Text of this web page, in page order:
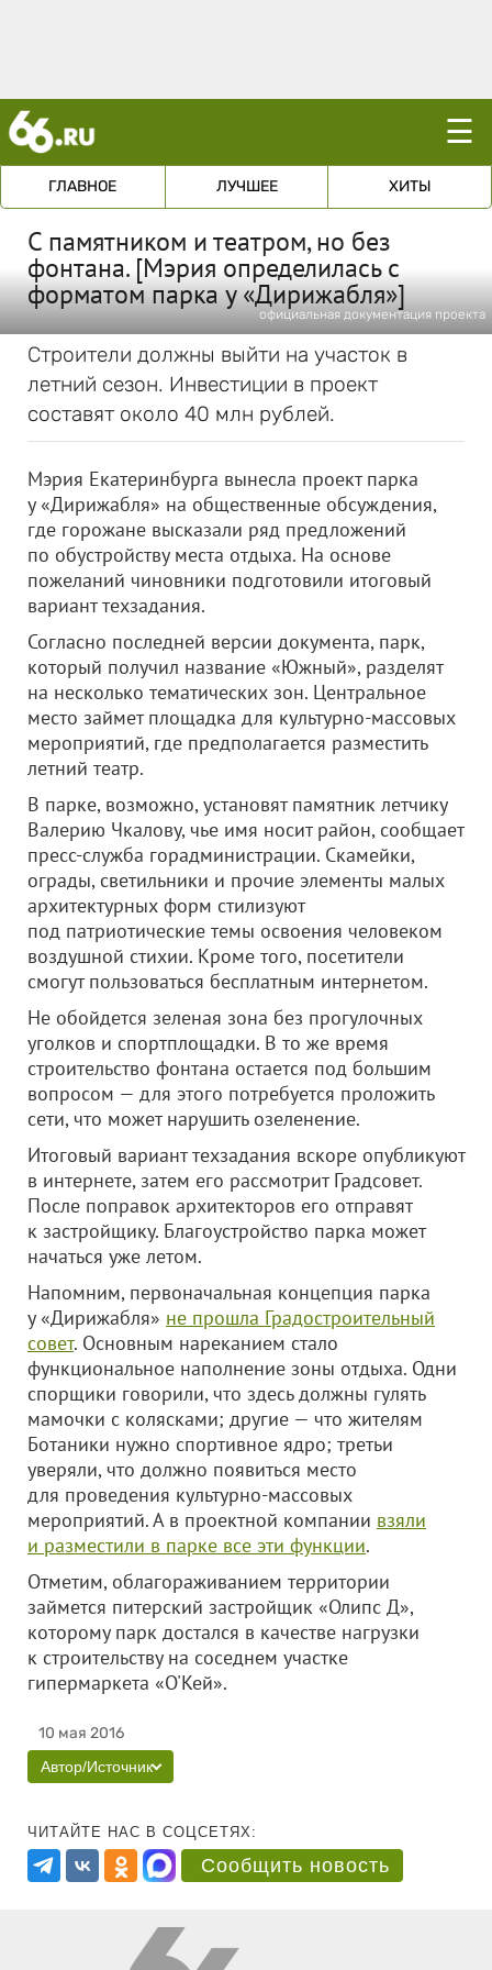
☰
ГЛАВНОЕ ЛУЧШЕЕ ХИТЫ
С памятником и театром, но без
фонтана. [Мэрия определилась с
форматом парка у «Дирижабля»]
официальная документация проекта
Строители должны выйти на участок в
летний сезон. Инвестиции в проект
составят около 40 млн рублей.
Мэрия Екатеринбурга вынесла проект парка
у «Дирижабля» на общественные обсуждения,
где горожане высказали ряд предложений
по обустройству места отдыха. На основе
пожеланий чиновники подготовили итоговый
вариант техзадания.
Согласно последней версии документа, парк,
который получил название «Южный», разделят
на несколько тематических зон. Центральное
место займет площадка для культурно-массовых
мероприятий, где предполагается разместить
летний театр.
В парке, возможно, установят памятник летчику
Валерию Чкалову, чье имя носит район, сообщает
пресс-служба горадминистрации. Скамейки,
ограды, светильники и прочие элементы малых
архитектурных форм стилизуют
под патриотические темы освоения человеком
воздушной стихии. Кроме того, посетители
смогут пользоваться бесплатным интернетом.
Не обойдется зеленая зона без прогулочных
уголков и спортплощадки. В то же время
строительство фонтана остается под большим
вопросом — для этого потребуется проложить
сети, что может нарушить озеленение.
Итоговый вариант техзадания вскоре опубликуют
в интернете, затем его рассмотрит Градсовет.
После поправок архитекторов его отправят
к застройщику. Благоустройство парка может
начаться уже летом.
Напомним, первоначальная концепция парка
у «Дирижабля» не прошла Градостроительный
совет. Основным нареканием стало
функциональное наполнение зоны отдыха. Одни
спорщики говорили, что здесь должны гулять
мамочки с колясками; другие — что жителям
Ботаники нужно спортивное ядро; третьи
уверяли, что должно появиться место
для проведения культурно-массовых
мероприятий. А в проектной компании взяли
и разместили в парке все эти функции.
Отметим, облагораживанием территории
займется питерский застройщик «Олипс Д»,
которому парк достался в качестве нагрузки
к строительству на соседнем участке
гипермаркета «О'Кей».
10 мая 2016
Автор/Источник
ЧИТАЙТЕ НАС В СОЦСЕТЯХ:
Сообщить новость